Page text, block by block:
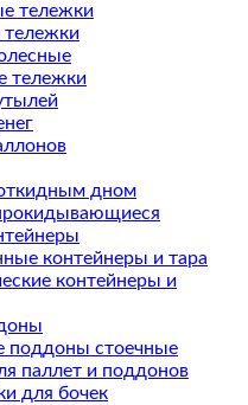
тележки
тележки
дном
контейнеры и тара
контейнеры и
поддоны стоечные
паллет и поддонов
для бочек